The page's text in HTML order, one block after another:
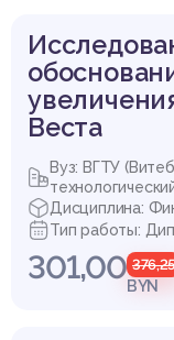
Веста
Вуз: ВГТУ
Дисциплина:
Тип работы:
301,00 376,25
BYN